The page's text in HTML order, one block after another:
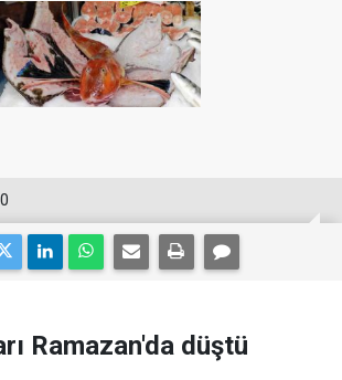
Ramazan'da düştü